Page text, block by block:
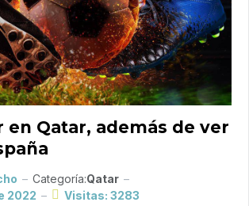
en Qatar, además de ver
Categoría:Qatar
2022
Visitas: 3283